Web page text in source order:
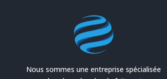
Nous sommes une entreprise spécialisée